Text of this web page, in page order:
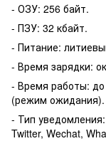
- ОЗУ: 256 байт.
- ПЗУ: 32 кбайт.
- Питание:
- Время зарядки:
- Время работы:
(режим ожидания).
- Тип
Twitter, Wechat,